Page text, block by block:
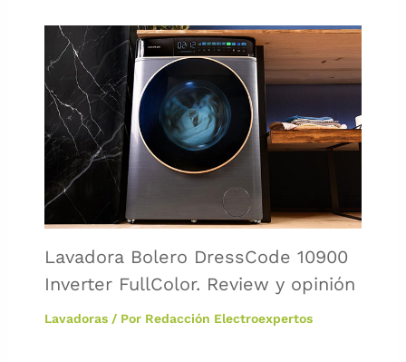
Lavadora Bolero DressCode 10900
Inverter FullColor. Review y opinión
Lavadoras/ Por Redacción Electroexpertos